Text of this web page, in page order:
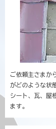
ご依頼主さまか
がどのような状
シート、瓦、屋
ます。